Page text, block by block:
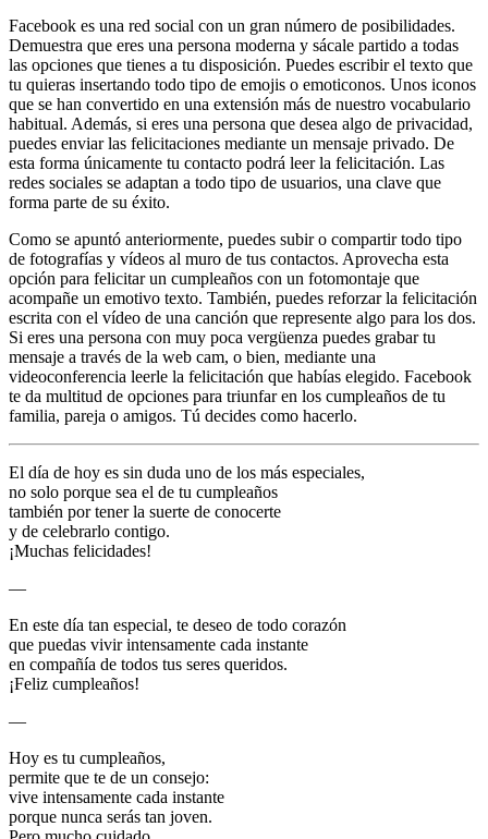
Facebook es una red social con un gran número de posibilidades.
Demuestra que eres una persona moderna y sácale partido a todas
las opciones que tienes a tu disposición. Puedes escribir el texto que
tu quieras insertando todo tipo de emojis o emoticonos. Unos iconos
que se han convertido en una extensión más de nuestro vocabulario
habitual. Además, si eres una persona que desea algo de privacidad,
puedes enviar las felicitaciones mediante un mensaje privado. De
esta forma únicamente tu contacto podrá leer la felicitación. Las
redes sociales se adaptan a todo tipo de usuarios, una clave que
forma parte de su éxito.
Como se apuntó anteriormente, puedes subir o compartir todo tipo
de fotografías y vídeos al muro de tus contactos. Aprovecha esta
opción para felicitar un cumpleaños con un fotomontaje que
acompañe un emotivo texto. También, puedes reforzar la felicitación
escrita con el vídeo de una canción que represente algo para los dos.
Si eres una persona con muy poca vergüenza puedes grabar tu
mensaje a través de la web cam, o bien, mediante una
videoconferencia leerle la felicitación que habías elegido. Facebook
te da multitud de opciones para triunfar en los cumpleaños de tu
familia, pareja o amigos. Tú decides como hacerlo.
El día de hoy es sin duda uno de los más especiales,
no solo porque sea el de tu cumpleaños
también por tener la suerte de conocerte
y de celebrarlo contigo.
¡Muchas felicidades!
—
En este día tan especial, te deseo de todo corazón
que puedas vivir intensamente cada instante
en compañía de todos tus seres queridos.
¡Feliz cumpleaños!
—
Hoy es tu cumpleaños,
permite que te de un consejo:
vive intensamente cada instante
porque nunca serás tan joven.